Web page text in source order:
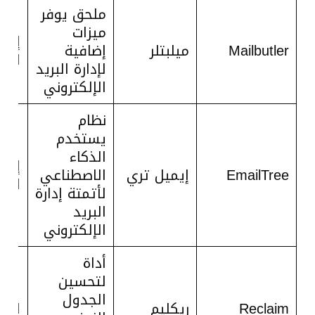
Mailbutler ميلبتلر
ملحق يوفر
ميزات
إضافية
لإدارة البريد
الإلكتروني
EmailTree إيميل تري
نظام
يستخدم
الذكاء
الاصطناعي
لأتمتة إدارة
البريد
الإلكتروني
Reclaim ريكليم
أداة
لتحسين
الجدول